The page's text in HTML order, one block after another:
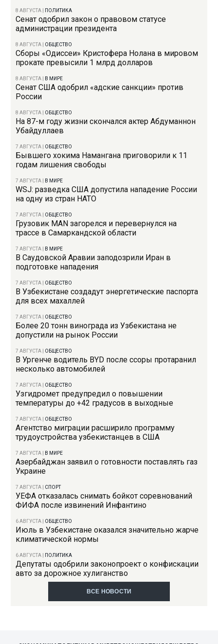
8 АВГУСТА ПОЛИТИКА
Сенат одобрил закон о правовом статусе
администрации президента
8 АВГУСТА ОБЩЕСТВО
Сборы «Одиссеи» Кристофера Нолана в мировом
прокате превысили 1 млрд долларов
8 АВГУСТА В МИРЕ
Сенат США одобрил «адские санкции» против
России
8 АВГУСТА ОБЩЕСТВО
На 87-м году жизни скончался актер Абдуманнон
Убайдуллаев
7 АВГУСТА ОБЩЕСТВО
Бывшего хокима Намангана приговорили к 11
годам лишения свободы
7 АВГУСТА В МИРЕ
WSJ: разведка США допустила нападение России
на одну из стран НАТО
7 АВГУСТА ОБЩЕСТВО
Грузовик MAN загорелся и перевернулся на
трассе в Самаркандской области
7 АВГУСТА В МИРЕ
В Саудовской Аравии заподозрили Иран в
подготовке нападения
7 АВГУСТА ОБЩЕСТВО
В Узбекистане создадут энергетические паспорта
для всех махаллей
7 АВГУСТА ОБЩЕСТВО
Более 20 тонн винограда из Узбекистана не
допустили на рынок России
7 АВГУСТА ОБЩЕСТВО
В Ургенче водитель BYD после ссоры протаранил
несколько автомобилей
7 АВГУСТА ОБЩЕСТВО
Узгидромет предупредил о повышении
температуры до +42 градусов в выходные
7 АВГУСТА ОБЩЕСТВО
Агентство миграции расширило программу
трудоустройства узбекистанцев в США
7 АВГУСТА В МИРЕ
Азербайджан заявил о готовности поставлять газ
Украине
7 АВГУСТА СПОРТ
УЕФА отказалась снимать бойкот соревнований
ФИФА после извинений Инфантино
6 АВГУСТА ОБЩЕСТВО
Июль в Узбекистане оказался значительно жарче
климатической нормы
6 АВГУСТА ПОЛИТИКА
Депутаты одобрили законопроект о конфискации
авто за дорожное хулиганство
ВСЕ НОВОСТИ